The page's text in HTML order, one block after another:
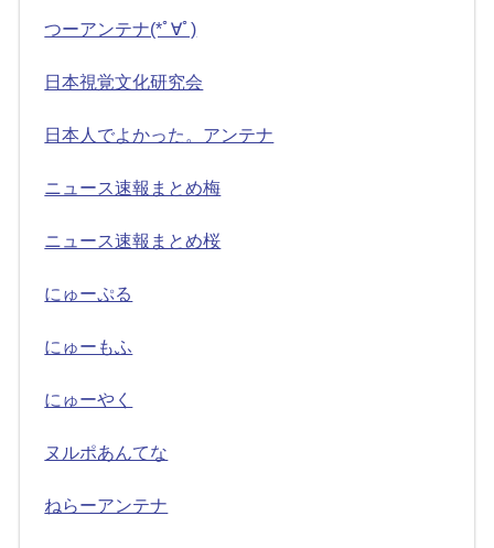
つーアンテナ(*ﾟ∀ﾟ)
日本視覚文化研究会
日本人でよかった。アンテナ
ニュース速報まとめ梅
ニュース速報まとめ桜
にゅーぷる
にゅーもふ
にゅーやく
ヌルポあんてな
ねらーアンテナ